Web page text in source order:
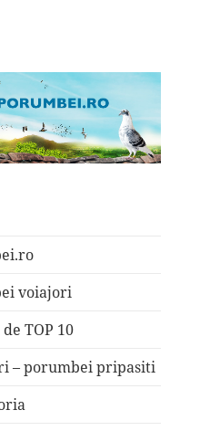
voiajori
TOP 10
– porumbei pripasiti